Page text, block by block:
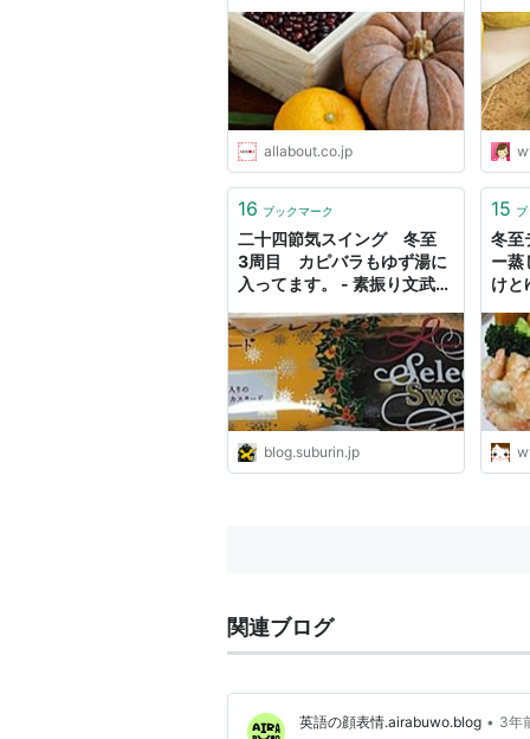
allabout.co.jp
ぬキ
16 ブックマーク
二十四節気スイング 冬至
3周目 カピバラもゆず湯に
入ってます。 - 素振り文武両
blog.suburin.jp
15
冬至
ー蒸
けと
関連ブログ
英語の顔表情.airabuwo.blog • 3年